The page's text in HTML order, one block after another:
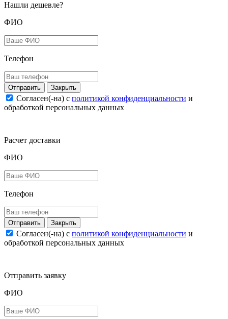
Нашли дешевле?
ФИО
Телефон
Закрыть
Согласен(-на) c политикой конфиденциальности и
обработкой персональных данных
Расчет доставки
ФИО
Телефон
Закрыть
Согласен(-на) c политикой конфиденциальности и
обработкой персональных данных
Отправить заявку
ФИО